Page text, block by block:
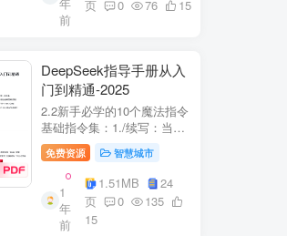
+医疗企业案例分析5中国互
联网+医疗...
年
前
页 0 76 15
DeepSeek指导手册从入
门到精通-2025
2.2新手必学的10个魔法指令
基础指令集：1./续写：当回
答中断时自动继续生成2./简
化：将复杂内容转换成大白
话3./示例：要求展示实际案
例（特别是写代码时）4./步
骤：让AI分步骤指导操作流
程5./检...
免费资源 智慧城市
1
年
前
1.51MB
24
页
0
135
15